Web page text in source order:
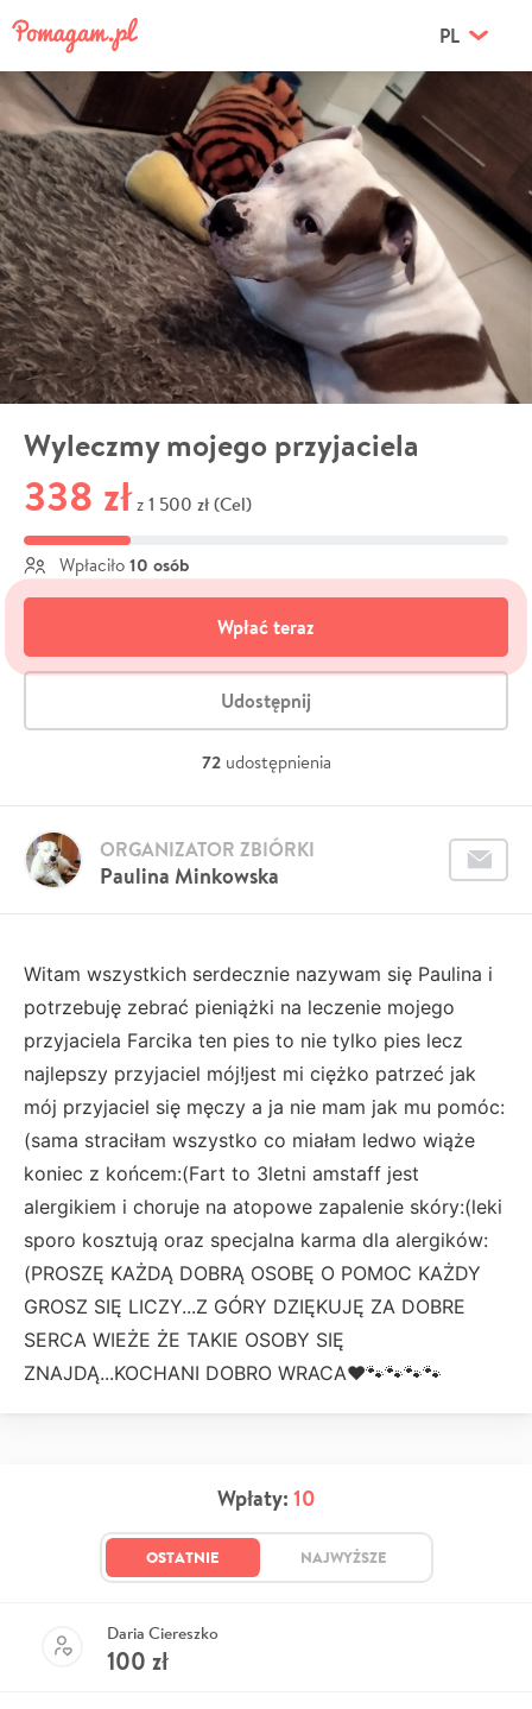
PL
Wyleczmy mojego przyjaciela
338 zł z 1 500 zł (Cel)
Wpłaciło 10 osób
Wpłać teraz
Udostępnij
72 udostępnienia
Paulina Minkowska
ORGANIZATOR ZBIÓRKI
Witam wszystkich serdecznie nazywam się Paulina i
potrzebuję zebrać pieniążki na leczenie mojego
przyjaciela Farcika ten pies to nie tylko pies lecz
najlepszy przyjaciel mój!jest mi ciężko patrzeć jak
mój przyjaciel się męczy a ja nie mam jak mu pomóc:
(sama straciłam wszystko co miałam ledwo wiąże
koniec z końcem:(Fart to 3letni amstaff jest
alergikiem i choruje na atopowe zapalenie skóry:(leki
sporo kosztują oraz specjalna karma dla alergików:
(PROSZĘ KAŻDĄ DOBRĄ OSOBĘ O POMOC KAŻDY
GROSZ SIĘ LICZY...Z GÓRY DZIĘKUJĘ ZA DOBRE
SERCA WIEŻE ŻE TAKIE OSOBY SIĘ
ZNAJDĄ...KOCHANI DOBRO WRACA❤️🐾🐾🐾🐾
Wpłaty: 10
OSTATNIE NAJWYŻSZE
Daria Ciereszko
100 zł